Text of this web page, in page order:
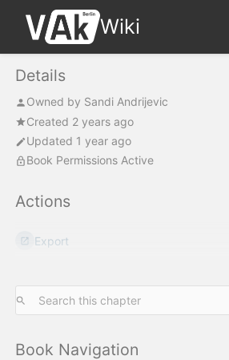
Wiki
Details
Owned by Sandi Andrijevic
Created 2 years ago
Updated 1 year ago
Book Permissions Active
Actions
Export
Book Navigation